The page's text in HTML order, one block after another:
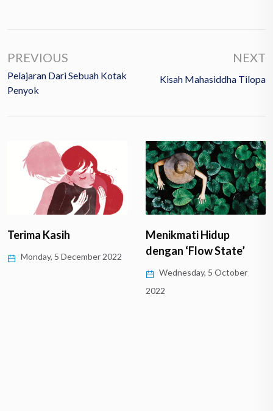
PREVIOUS
Pelajaran Dari Sebuah Kotak
Penyok
NEXT
Kisah Mahasiddha Tilopa
Terima Kasih
Monday, 5 December 2022
Menikmati Hidup
dengan ‘Flow State’
Wednesday, 5 October
2022